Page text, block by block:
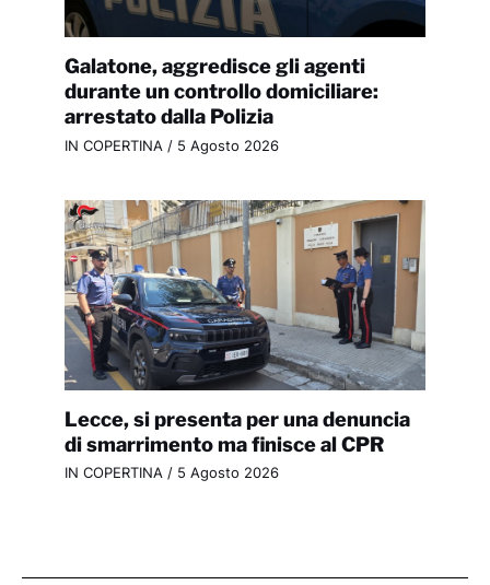
Galatone, aggredisce gli agenti
durante un controllo domiciliare:
arrestato dalla Polizia
IN COPERTINA / 5 Agosto 2026
Lecce, si presenta per una denuncia
di smarrimento ma finisce al CPR
IN COPERTINA/ 5 Agosto 2026